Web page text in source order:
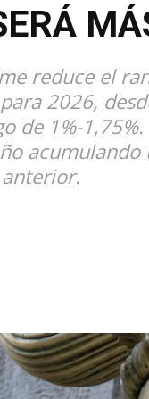
reduce el
2026,
de 1%-
acumulando